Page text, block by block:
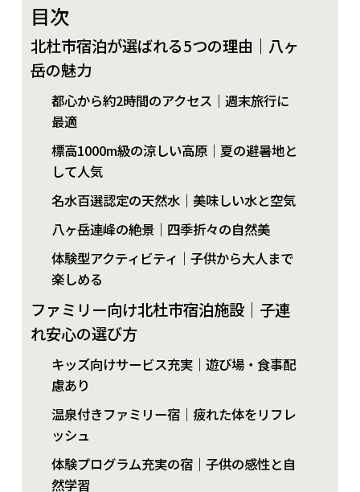
目次
北杜市宿泊が選ばれる5つの理由｜八ヶ
岳の魅力
都心から約2時間のアクセス｜週末旅行に
最適
標高1000m級の涼しい高原｜夏の避暑地と
して人気
名水百選認定の天然水｜美味しい水と空気
八ヶ岳連峰の絶景｜四季折々の自然美
体験型アクティビティ｜子供から大人まで
楽しめる
ファミリー向け北杜市宿泊施設｜子連
れ安心の選び方
キッズ向けサービス充実｜遊び場・食事配
慮あり
温泉付きファミリー宿｜疲れた体をリフレ
ッシュ
体験プログラム充実の宿｜子供の感性と自
然学習